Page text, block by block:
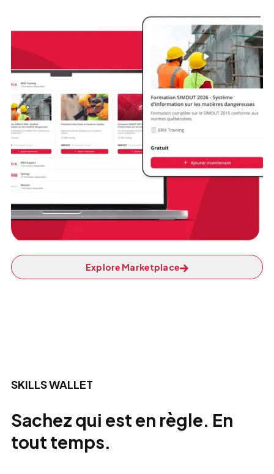
Explore Marketplace
SKILLS WALLET
Sachez qui est en règle. En
tout temps.